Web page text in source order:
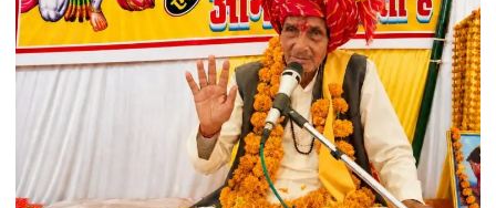
हेल्पलाइन
और
योजनाओं
की
दी
जानकारी